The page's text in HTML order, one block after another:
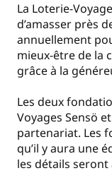
La Loterie-
d’amasser près
annuellement
mieux-être de la
grâce à la
Les deux
Voyages Sensö
partenariat. Les
qu’il y aura une
les détails